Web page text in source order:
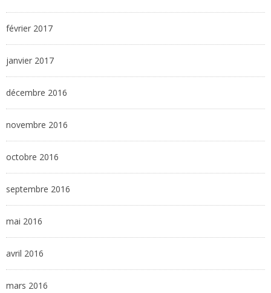
février 2017
janvier 2017
décembre 2016
novembre 2016
octobre 2016
septembre 2016
mai 2016
avril 2016
mars 2016